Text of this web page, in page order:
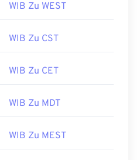
WIB Zu WEST
WIB Zu CST
WIB Zu CET
WIB Zu MDT
WIB Zu MEST